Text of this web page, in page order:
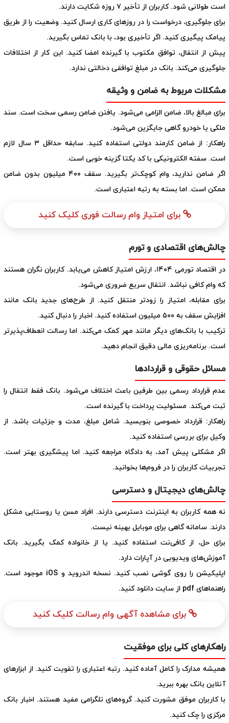
است طولانی شود. کاربران از تأخیر ۷ روزه شکایت دارند.
برای جلوگیری، درخواست را در روزهای کاری ارسال کنید. وضعیت را از طریق
پیامک پیگیری کنید. اگر تأخیری بود، با بانک تماس بگیرید.
پیش از انتقال، توافق مکتوب با گیرنده امضا کنید. این کار از اختلافات
جلوگیری می‌کند. بانک در مبلغ توافقی دخالتی ندارد.
مشکلات مربوط به ضامن و وثیقه
برای مبالغ بالا، ضامن الزامی می‌شود. یافتن ضامن رسمی سخت است. سند
ملکی یا خودرو گاهی جایگزین می‌شود.
راهکار: از ضامن کارمند دولتی استفاده کنید. سابقه حداقل ۳ سال لازم
است. سفته الکترونیکی با کد یکتا گزینه خوبی است.
اگر ضامن ندارید، وام کوچک‌تر بگیرید. سقف ۴۰۰ میلیون بدون ضامن
ممکن است. اما بسته به رتبه اعتباری است.
برای امتیاز وام رسالت فوری کلیک کنید
چالش‌های اقتصادی و تورم
در اقتصاد تورمی ۱۴۰۴، ارزش امتیاز کاهش می‌یابد. کاربران نگران هستند
که وام کافی نباشد. انتقال سریع ضروری می‌شود.
برای مقابله، امتیاز را زودتر منتقل کنید. از طرح‌های جدید بانک مانند
افزایش سقف به ۵۰۰ میلیون استفاده کنید. اخبار را دنبال کنید.
ترکیب با بانک‌های دیگر مانند مهر کمک می‌کند. اما رسالت انعطاف‌پذیرتر
است. برنامه‌ریزی مالی دقیق انجام دهید.
مسائل حقوقی و قراردادها
عدم قرارداد رسمی بین طرفین باعث اختلاف می‌شود. بانک فقط انتقال را
ثبت می‌کند. مسئولیت پرداخت با گیرنده است.
راهکار: قرارداد خصوصی بنویسید. شامل مبلغ، مدت و جزئیات باشد. از
وکیل برای بررسی استفاده کنید.
اگر مشکلی پیش آمد، به دادگاه مراجعه کنید. اما پیشگیری بهتر است.
تجربیات کاربران را در فروم‌ها بخوانید.
چالش‌های دیجیتال و دسترسی
نه همه کاربران به اینترنت دسترسی دارند. افراد مسن یا روستایی مشکل
دارند. سامانه گاهی برای موبایل بهینه نیست.
برای حل، از کافی‌نت استفاده کنید. یا از خانواده کمک بگیرید. بانک
آموزش‌های ویدیویی در آپارات دارد.
اپلیکیشن را روی گوشی نصب کنید. نسخه اندروید و iOS موجود است.
راهنماهای pdf از سایت دانلود کنید.
برای مشاهده آگهی وام رسالت کلیک کنید
راهکارهای کلی برای موفقیت
همیشه مدارک را کامل آماده کنید. رتبه اعتباری را تقویت کنید. از ابزارهای
آنلاین بانک بهره ببرید.
با کاربران موفق مشورت کنید. گروه‌های تلگرامی مفید هستند. اخبار بانک
مرکزی را چک کنید.